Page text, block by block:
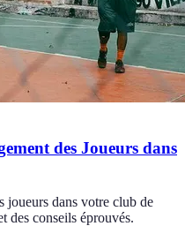
des Joueurs dans
joueurs dans votre club de
des conseils éprouvés.